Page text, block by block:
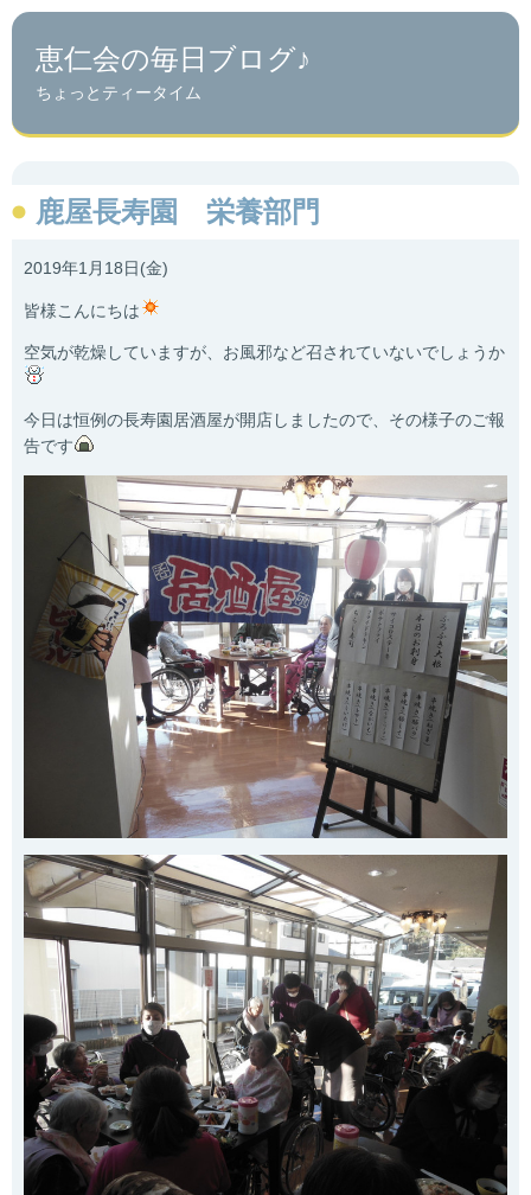
恵仁会の毎日ブログ♪
ちょっとティータイム
鹿屋長寿園 栄養部門
2019年1月18日(金)
皆様こんにちは
空気が乾燥していますが、お風邪など召されていないでしょうか
今日は恒例の長寿園居酒屋が開店しましたので、その様子のご報
告です